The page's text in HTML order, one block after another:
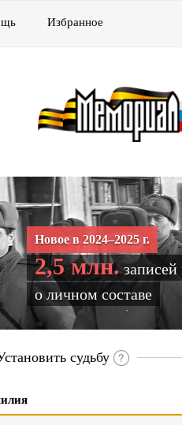
Избранное
Новое в 2024–2025 г.
2,5 млн.записей
о личном составе
судьбу